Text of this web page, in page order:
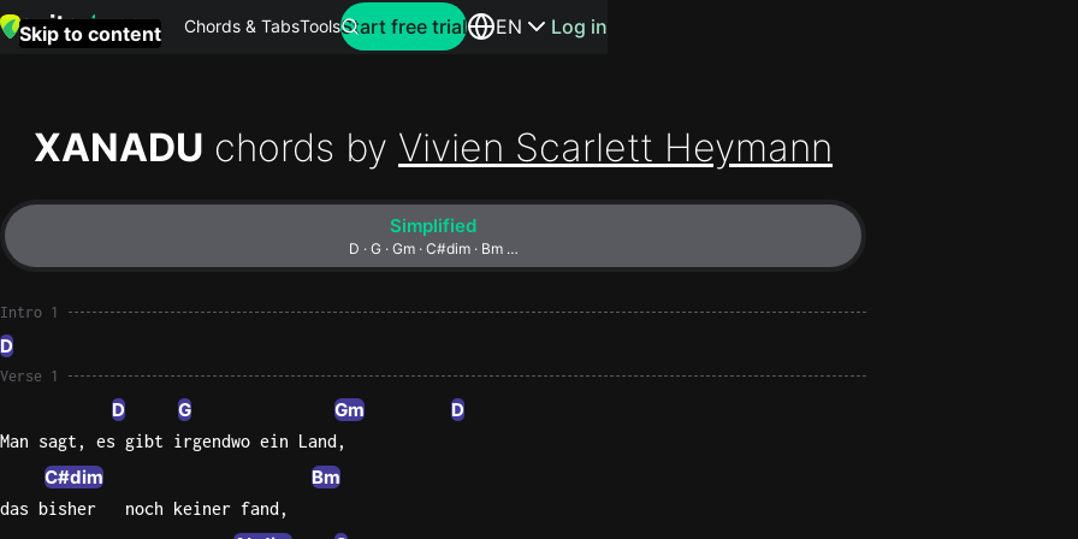
Skip to content Chords & TabsTools Search for artists or songs
this
Perfect
Yellow
Start free trial EN Log in
XANADU chords by Vivien Scarlett Heymann
Simplified
D · G · Gm · C#dim · Bm …
Intro 1
D
Verse 1
D G Gm D
Man sagt, es gibt irgendwo ein Land,
C#dim Bm
das bisher   noch keiner fand,